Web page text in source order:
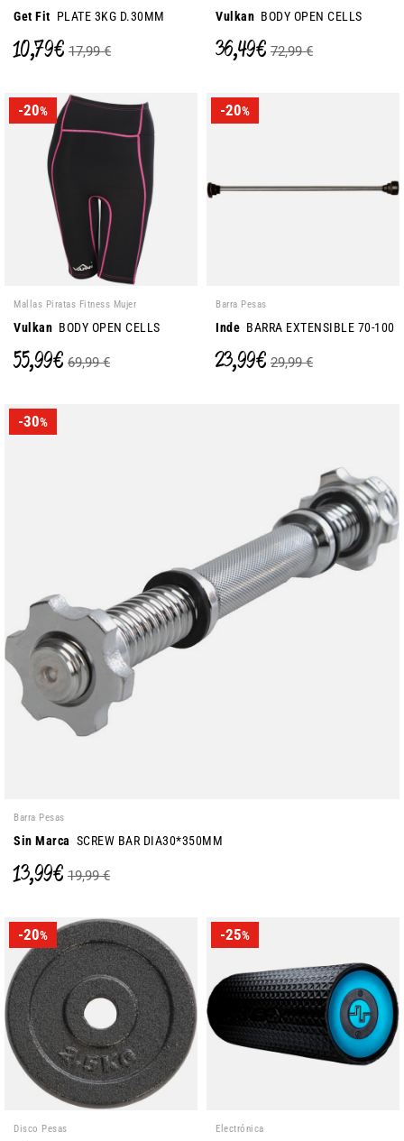
Get Fit PLATE 3KG D.30MM
10,79 € 17,99 €
Vulkan BODY OPEN CELLS
36,49 € 72,99 €
-20%
Mallas Piratas Fitness Mujer
Vulkan BODY OPEN CELLS
55,99 € 69,99 €
-20%
Barra Pesas
Inde BARRA EXTENSIBLE 70-100
23,99 € 29,99 €
-30%
Barra Pesas
Sin Marca SCREW BAR DIA30*350MM
13,99 € 19,99 €
-20%
Disco Pesas
-25%
Electrónica